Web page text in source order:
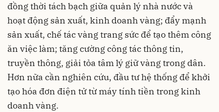
đồng thời tách bạch giữa quản lý nhà nước và
hoạt động sản xuất, kinh doanh vàng; đẩy mạnh
sản xuất, chế tác vàng trang sức để tạo thêm công
ăn việc làm; tăng cường công tác thông tin,
truyền thông, giải tỏa tâm lý giữ vàng trong dân.
Hơn nữa cần nghiên cứu, đầu tư hệ thống để khởi
tạo hóa đơn điện tử từ máy tính tiền trong kinh
doanh vàng.